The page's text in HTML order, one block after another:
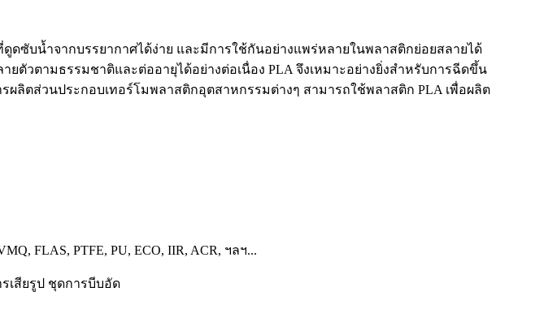
ดซับน้ำจากบรรยากาศได้ง่าย และมีการใช้กันอย่างแพร่หลายในพลาสติกย่อยสลายได้
ตัวตามธรรมชาติและต่ออายุได้อย่างต่อเนื่อง PLA จึงเหมาะอย่างยิ่งสำหรับการฉีดขึ้น
ลิตส่วนประกอบเทอร์โมพลาสติกอุตสาหกรรมต่างๆ สามารถใช้พลาสติก PLA เพื่อผลิต
FLAS, PTFE, PU, ​​ECO, IIR, ACR, ฯลฯ...
เสียรูป ชุดการบีบอัด